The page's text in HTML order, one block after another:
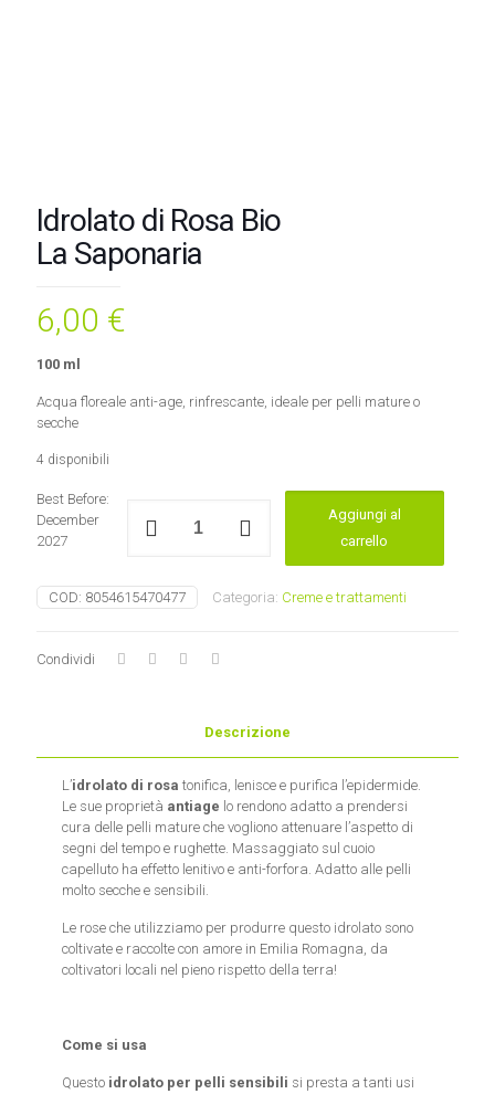
Idrolato di Rosa Bio
La Saponaria
6,00 €
100 ml
Acqua floreale anti-age, rinfrescante, ideale per pelli mature o
secche
4 disponibili
Best Before:
December
2027
La
Saponaria
Aggiungi al
carrello
COD: 8054615470477 Categoria: Creme e trattamenti
Condividi
Descrizione
L’idrolato di rosa tonifica, lenisce e purifica l’epidermide.
Le sue proprietà antiage lo rendono adatto a prendersi
cura delle pelli mature che vogliono attenuare l’aspetto di
segni del tempo e rughette. Massaggiato sul cuoio
capelluto ha effetto lenitivo e anti-forfora. Adatto alle pelli
molto secche e sensibili.
Le rose che utilizziamo per produrre questo idrolato sono
coltivate e raccolte con amore in Emilia Romagna, da
coltivatori locali nel pieno rispetto della terra!
Come si usa
Questo idrolato per pelli sensibili si presta a tanti usi